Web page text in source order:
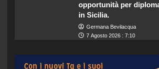
opportunità per
in Sicilia.
Germana Bevilacqua
7 Agosto 2026 : 7:10